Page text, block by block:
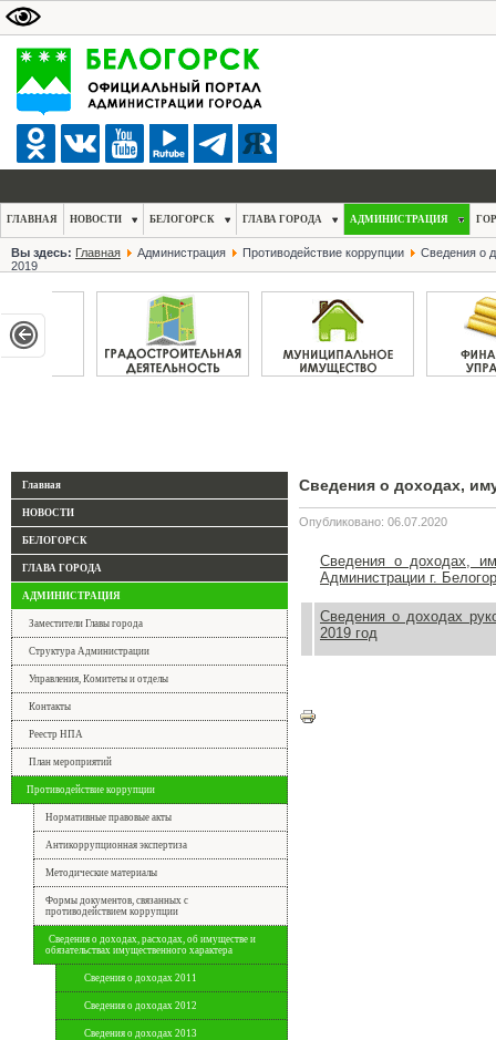
ГЛАВНАЯ НОВОСТИ БЕЛОГОРСК ГЛАВА ГОРОДА АДМИНИСТРАЦИЯ
Вы здесь: Главная Администрация Противодействие коррупции
Сведения о
2019
Главная
НОВОСТИ
БЕЛОГОРСК
ГЛАВА ГОРОДА
АДМИНИСТРАЦИЯ
Заместители Главы города
Структура Администрации
Управления, Комитеты и отделы
Контакты
Реестр НПА
План мероприятий
Противодействие коррупции
Нормативные правовые акты
Антикоррупционная экспертиза
Методические материалы
Формы документов, связанных с
противодействием коррупции
Сведения о доходах, расходах, об имуществе и
обязательствах имущественного характера
Сведения о доходах 2011
Сведения о доходах 2012
Сведения о доходах 2013
Сведения о доходах,
Опубликовано: 06.07.2020
Сведения о доходах,
Администрации г.
Сведения о доходах
2019 год